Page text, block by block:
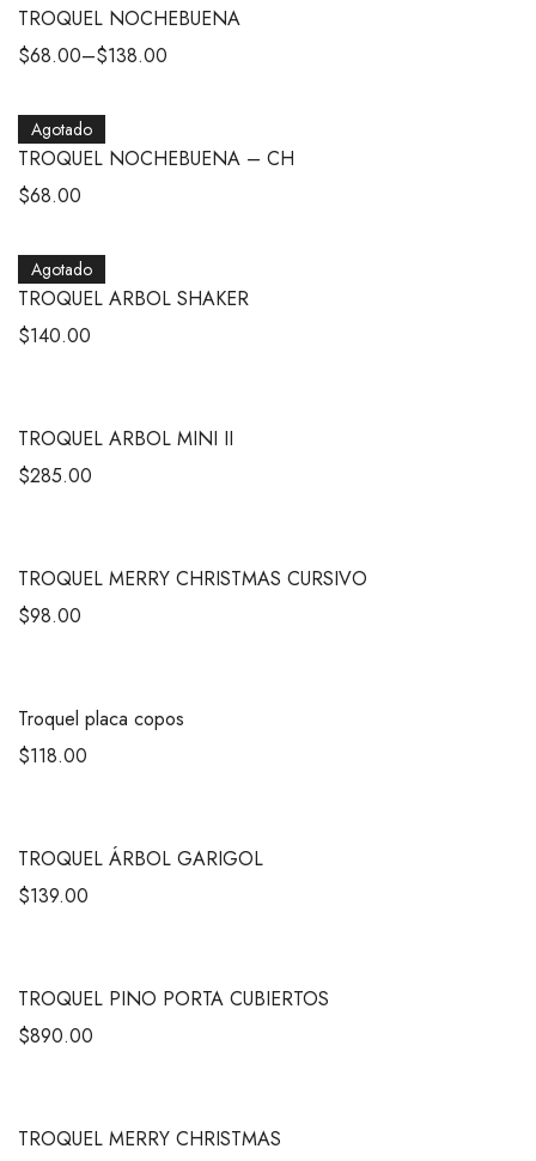
TROQUEL NOCHEBUENA
$68.00–$138.00
Agotado
TROQUEL NOCHEBUENA – CH
$68.00
Agotado
TROQUEL ARBOL SHAKER
$140.00
TROQUEL ARBOL MINI II
$285.00
TROQUEL MERRY CHRISTMAS CURSIVO
$98.00
Troquel placa copos
$118.00
TROQUEL ÁRBOL GARIGOL
$139.00
TROQUEL PINO PORTA CUBIERTOS
$890.00
TROQUEL MERRY CHRISTMAS